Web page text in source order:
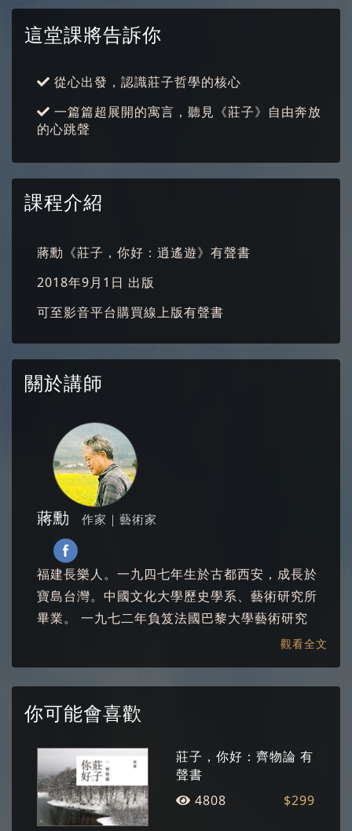
這堂課將告訴你
從心出發，認識莊子哲學的核心
一篇篇超展開的寓言，聽見《莊子》自由奔放
的心跳聲
課程介紹
蔣勳《莊子，你好：逍遙遊》有聲書
2018年9月1日 出版
可至影音平台購買線上版有聲書
關於講師
蔣勳 作家｜藝術家
福建長樂人。一九四七年生於古都西安，成長於
寶島台灣。中國文化大學歷史學系、藝術研究所
畢業。 一九七二年負笈法國巴黎大學藝術研究
所，一九七六年返台。曾任《雄獅美術》月刊主
主任等，先後執教於臺灣多所知名學府。 現專事
寫作、繪畫、藝術美學研究推廣，曾與趨勢教育
基金會執行長陳怡蓁共同主持中廣《藝文Fun輕
鬆》節目，長年以佈道的心情傳播對美的感動。
個展與聯展遍及各地，著作有詩集、散文、小
說、藝術史、美學專論、畫冊、有聲書等數十
種，作品多次獲獎。
觀看全文
你可能會喜歡
莊子，你好：齊物論 有
聲書
4808
$299